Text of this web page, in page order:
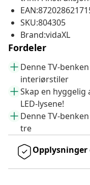
SKU:804305
Brand:vidaXL
Fordeler
Denne TV-
interiørstiler
Skap en
LED-lysene!
Denne TV-
tre